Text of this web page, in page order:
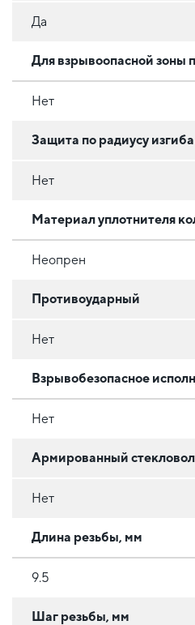
Да
Для взрывоопасной зоны
Нет
Защита по радиусу изгиба
Нет
Материал уплотнителя
Неопрен
Противоударный
Нет
Взрывобезопасное
Нет
Армированный
Нет
Длина резьбы, мм
9.5
Шаг резьбы, мм